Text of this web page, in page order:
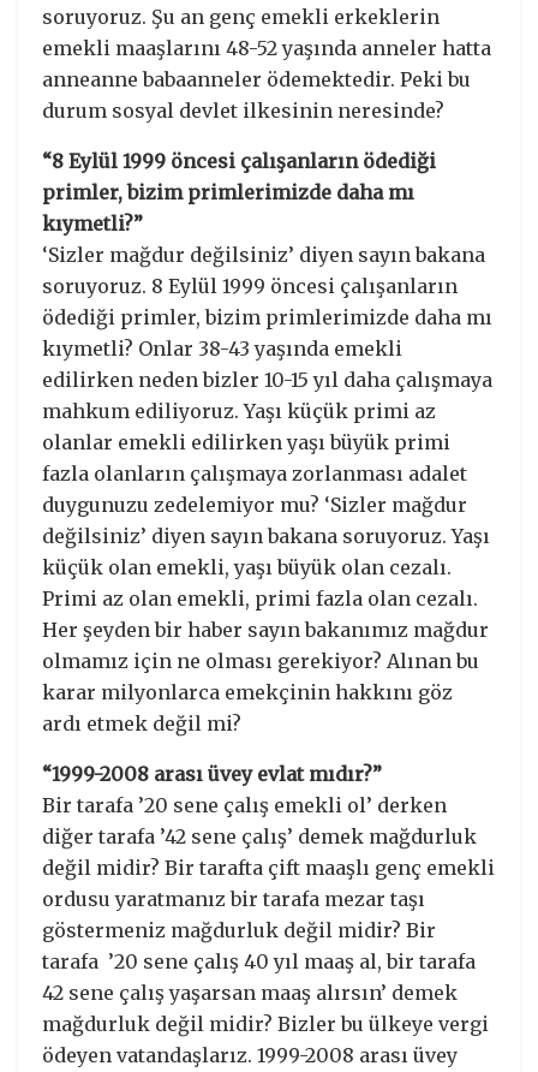
soruyoruz. Şu an genç emekli erkeklerin
emekli maaşlarını 48-52 yaşında anneler hatta
anneanne babaanneler ödemektedir. Peki bu
durum sosyal devlet ilkesinin neresinde?
“8 Eylül 1999 öncesi çalışanların ödediği
primler, bizim primlerimizde daha mı
kıymetli?”
‘Sizler mağdur değilsiniz’ diyen sayın bakana
soruyoruz. 8 Eylül 1999 öncesi çalışanların
ödediği primler, bizim primlerimizde daha mı
kıymetli? Onlar 38-43 yaşında emekli
edilirken neden bizler 10-15 yıl daha çalışmaya
mahkum ediliyoruz. Yaşı küçük primi az
olanlar emekli edilirken yaşı büyük primi
fazla olanların çalışmaya zorlanması adalet
duygunuzu zedelemiyor mu? ‘Sizler mağdur
değilsiniz’ diyen sayın bakana soruyoruz. Yaşı
küçük olan emekli, yaşı büyük olan cezalı.
Primi az olan emekli, primi fazla olan cezalı.
Her şeyden bir haber sayın bakanımız mağdur
olmamız için ne olması gerekiyor? Alınan bu
karar milyonlarca emekçinin hakkını göz
ardı etmek değil mi?
“1999-2008 arası üvey evlat mıdır?”
Bir tarafa ’20 sene çalış emekli ol’ derken
diğer tarafa ’42 sene çalış’ demek mağdurluk
değil midir? Bir tarafta çift maaşlı genç emekli
ordusu yaratmanız bir tarafa mezar taşı
göstermeniz mağdurluk değil midir? Bir
tarafa ’20 sene çalış 40 yıl maaş al, bir tarafa
42 sene çalış yaşarsan maaş alırsın’ demek
mağdurluk değil midir? Bizler bu ülkeye vergi
ödeyen vatandaşlarız. 1999-2008 arası üvey